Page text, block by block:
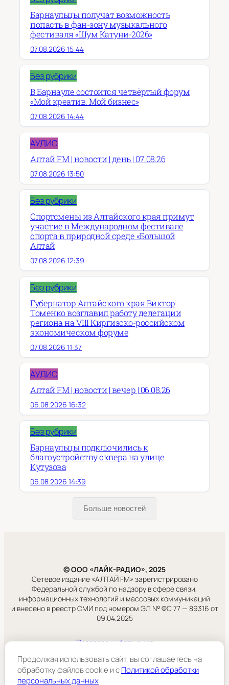
Барнаульцы получат возможность
попасть в фан-зону музыкального
фестиваля «Шум Катуни-2026»
07.08.2026 15:44
Без рубрики
В Барнауле состоится четвёртый форум
«Мой креатив. Мой бизнес»
07.08.2026 14:44
АУДИО
Алтай FM | новости | день | 07.08.26
07.08.2026 13:50
Без рубрики
Спортсмены из Алтайского края примут
участие в Международном фестивале
спорта в природной среде «Большой
Алтай
07.08.2026 12:39
Без рубрики
Губернатор Алтайского края Виктор
Томенко возглавил работу делегации
региона на VIII Киргизско-российском
экономическом форуме
07.08.2026 11:37
АУДИО
Алтай FM | новости | вечер | 06.08.26
06.08.2026 16:32
Без рубрики
Барнаульцы подключились к
благоустройству сквера на улице
Кутузова
06.08.2026 14:39
Больше новостей
© ООО «ЛАЙК-РАДИО», 2025
Сетевое издание «АЛТАЙ FM» зарегистрировано
Федеральной службой по надзору в сфере связи,
информационных технологий и массовых коммуникаций
и внесено в реестр СМИ под номером ЭЛ № ФС 77 — 89316 от
09.04.2025
Правовая информация
ООО «ЛАЙК-РАДИО».
Продолжая использовать сайт, вы соглашаетесь на
обработку файлов cookie и cПолитикой обработки
персональных данных